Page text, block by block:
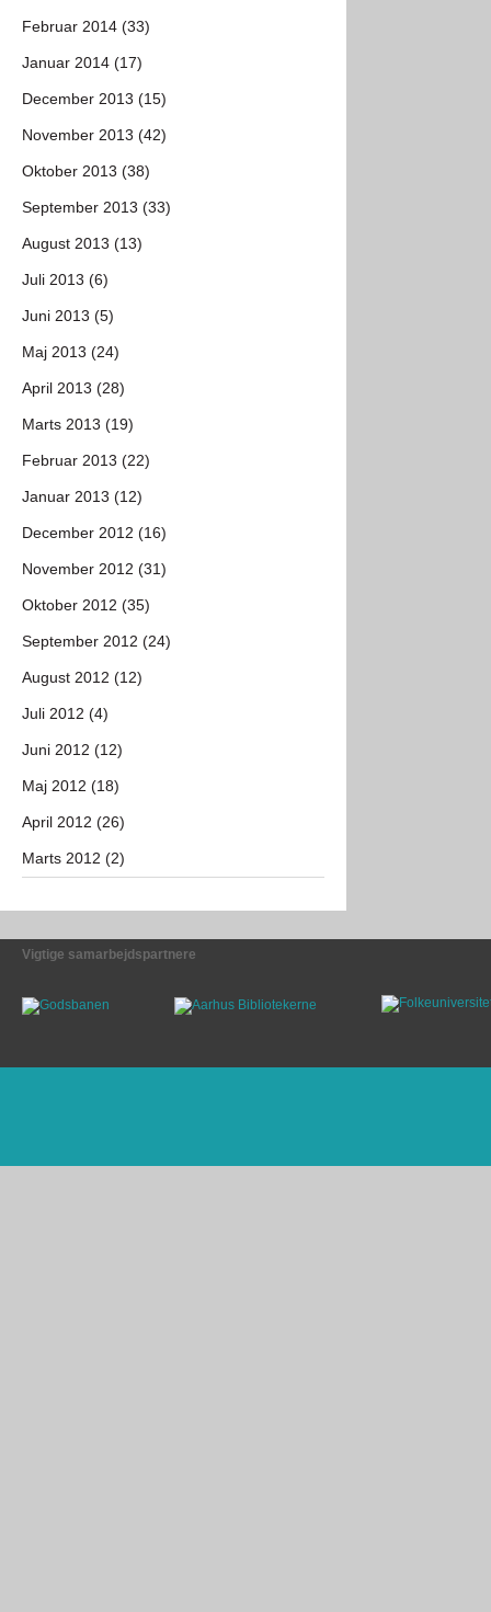
Februar 2014 (33)
Januar 2014 (17)
December 2013 (15)
November 2013 (42)
Oktober 2013 (38)
September 2013 (33)
August 2013 (13)
Juli 2013 (6)
Juni 2013 (5)
Maj 2013 (24)
April 2013 (28)
Marts 2013 (19)
Februar 2013 (22)
Januar 2013 (12)
December 2012 (16)
November 2012 (31)
Oktober 2012 (35)
September 2012 (24)
August 2012 (12)
Juli 2012 (4)
Juni 2012 (12)
Maj 2012 (18)
April 2012 (26)
Marts 2012 (2)
Vigtige samarbejdspartnere